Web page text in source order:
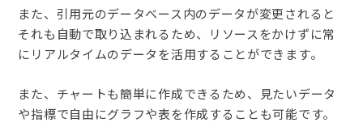
また、引用元のデータベース内のデータが変更されると
それも自動で取り込まれるため、リソースをかけずに常
にリアルタイムのデータを活用することができます。
また、チャートも簡単に作成できるため、見たいデータ
や指標で自由にグラフや表を作成することも可能です。